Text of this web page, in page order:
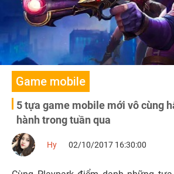
Game mobile
5 tựa game mobile mới vô cùng
hành trong tuần qua
Hy 02/10/2017 16:30:00